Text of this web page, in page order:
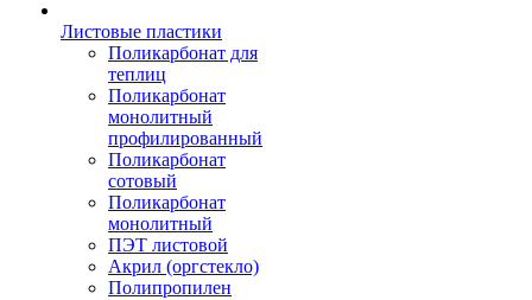
Листовые пластики
Поликарбонат для
теплиц
Поликарбонат
монолитный
профилированный
Поликарбонат
сотовый
Поликарбонат
монолитный
ПЭТ листовой
Акрил (оргстекло)
Полипропилен